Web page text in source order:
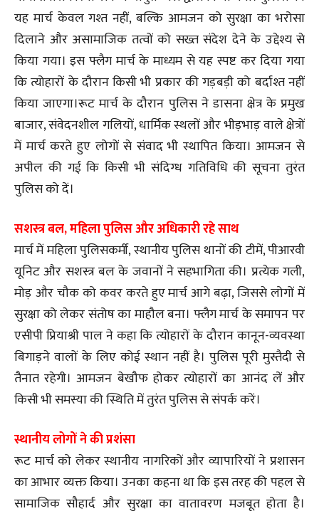
यह मार्च केवल गश्त नहीं, बल्कि आमजन को सुरक्षा का भरोसा
दिलाने और असामाजिक तत्वों को सख्त संदेश देने के उद्देश्य से
किया गया। इस फ्लैग मार्च के माध्यम से यह स्पष्ट कर दिया गया
कि त्योहारों के दौरान किसी भी प्रकार की गड़बड़ी को बर्दाश्त नहीं
किया जाएगा।रूट मार्च के दौरान पुलिस ने डासना क्षेत्र के प्रमुख
बाजार, संवेदनशील गलियों, धार्मिक स्थलों और भीड़भाड़ वाले क्षेत्रों
में मार्च करते हुए लोगों से संवाद भी स्थापित किया। आमजन से
अपील की गई कि किसी भी संदिग्ध गतिविधि की सूचना तुरंत
पुलिस को दें।
सशस्त्र बल, महिला पुलिस और अधिकारी रहे साथ
मार्च में महिला पुलिसकर्मी, स्थानीय पुलिस थानों की टीमें, पीआरवी
यूनिट और सशस्त्र बल के जवानों ने सहभागिता की। प्रत्येक गली,
मोड़ और चौक को कवर करते हुए मार्च आगे बढ़ा, जिससे लोगों में
सुरक्षा को लेकर संतोष का माहौल बना। फ्लैग मार्च के समापन पर
एसीपी प्रियाश्री पाल ने कहा कि त्योहारों के दौरान कानून-व्यवस्था
बिगाड़ने वालों के लिए कोई स्थान नहीं है। पुलिस पूरी मुस्तैदी से
तैनात रहेगी। आमजन बेखौफ होकर त्योहारों का आनंद लें और
किसी भी समस्या की स्थिति में तुरंत पुलिस से संपर्क करें।
स्थानीय लोगों ने की प्रशंसा
रूट मार्च को लेकर स्थानीय नागरिकों और व्यापारियों ने प्रशासन
का आभार व्यक्त किया। उनका कहना था कि इस तरह की पहल से
सामाजिक सौहार्द और सुरक्षा का वातावरण मजबूत होता है।